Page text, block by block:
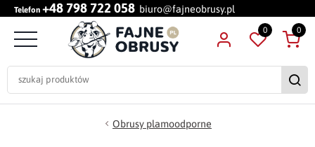
Telefon +48 798 722 058 biuro@fajneobrusy.pl
0 0
Obrusy plamoodporne